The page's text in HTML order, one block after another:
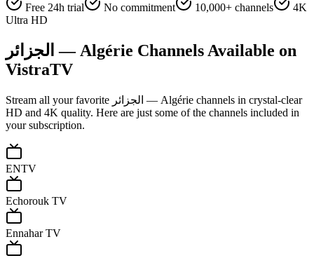
Free 24h trial No commitment 10,000+ channels
4K
Ultra HD
الجزائر — Algérie Channels Available on
VistraTV
Stream all your favorite الجزائر — Algérie channels in crystal-clear
HD and 4K quality. Here are just some of the channels included in
your subscription.
ENTV
Echorouk TV
Ennahar TV